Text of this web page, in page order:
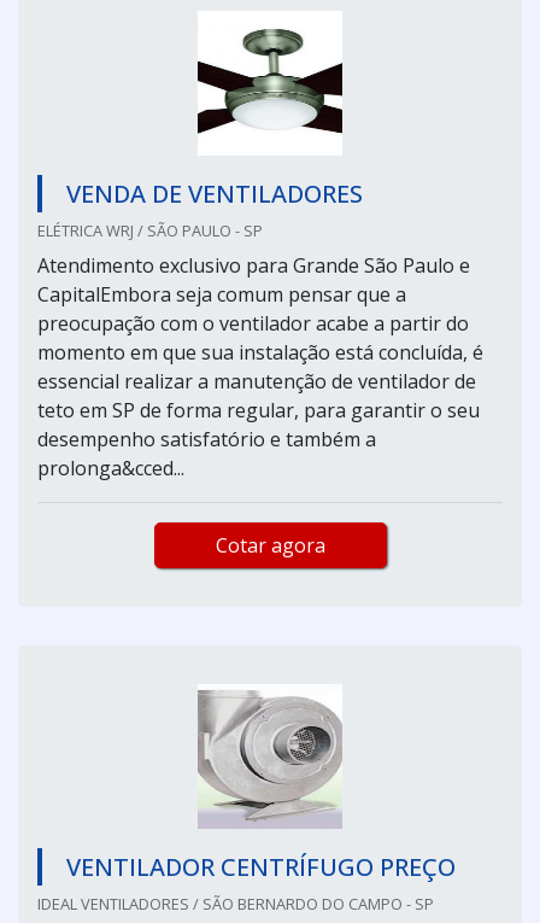
VENDA DE VENTILADORES
ELÉTRICA WRJ / SÃO PAULO - SP
Atendimento exclusivo para Grande São Paulo e
CapitalEmbora seja comum pensar que a
preocupação com o ventilador acabe a partir do
momento em que sua instalação está concluída, é
essencial realizar a manutenção de ventilador de
teto em SP de forma regular, para garantir o seu
desempenho satisfatório e também a
prolonga&cced...
Cotar agora
VENTILADOR CENTRÍFUGO PREÇO
IDEAL VENTILADORES / SÃO BERNARDO DO CAMPO - SP